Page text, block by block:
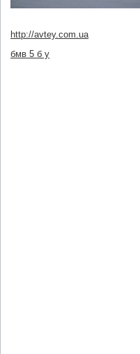
http://avtey.com.ua
бмв 5 б у